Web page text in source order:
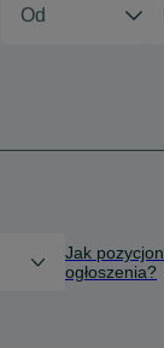
Jak
ogłoszenia?